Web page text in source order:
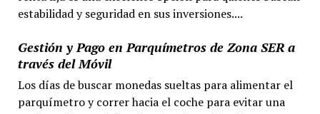
estabilidad y seguridad en sus inversiones....
Gestión y Pago en Parquímetros de Zona SER a
través del Móvil
Los días de buscar monedas sueltas para alimentar el
parquímetro y correr hacia el coche para evitar una